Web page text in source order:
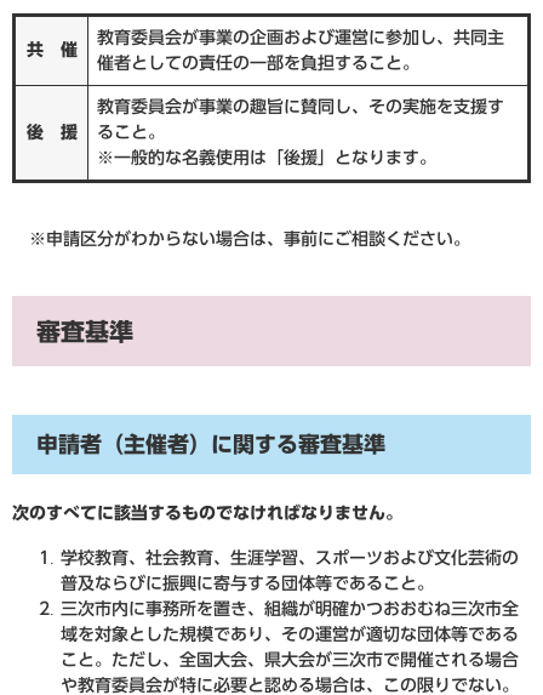
共 催
教育委員会が事業の企画および運営に参加し、共同主
催者としての責任の一部を負担すること。
後 援
教育委員会が事業の趣旨に賛同し、その実施を支援す
ること。
※一般的な名義使用は「後援」となります。
※申請区分がわからない場合は、事前にご相談ください。
審査基準
申請者（主催者）に関する審査基準
次のすべてに該当するものでなければなりません。
学校教育、社会教育、生涯学習、スポーツおよび文化芸術の
普及ならびに振興に寄与する団体等であること。
三次市内に事務所を置き、組織が明確かつおおむね三次市全
域を対象とした規模であり、その運営が適切な団体等である
こと。ただし、全国大会、県大会が三次市で開催される場合
や教育委員会が特に必要と認める場合は、この限りでない。